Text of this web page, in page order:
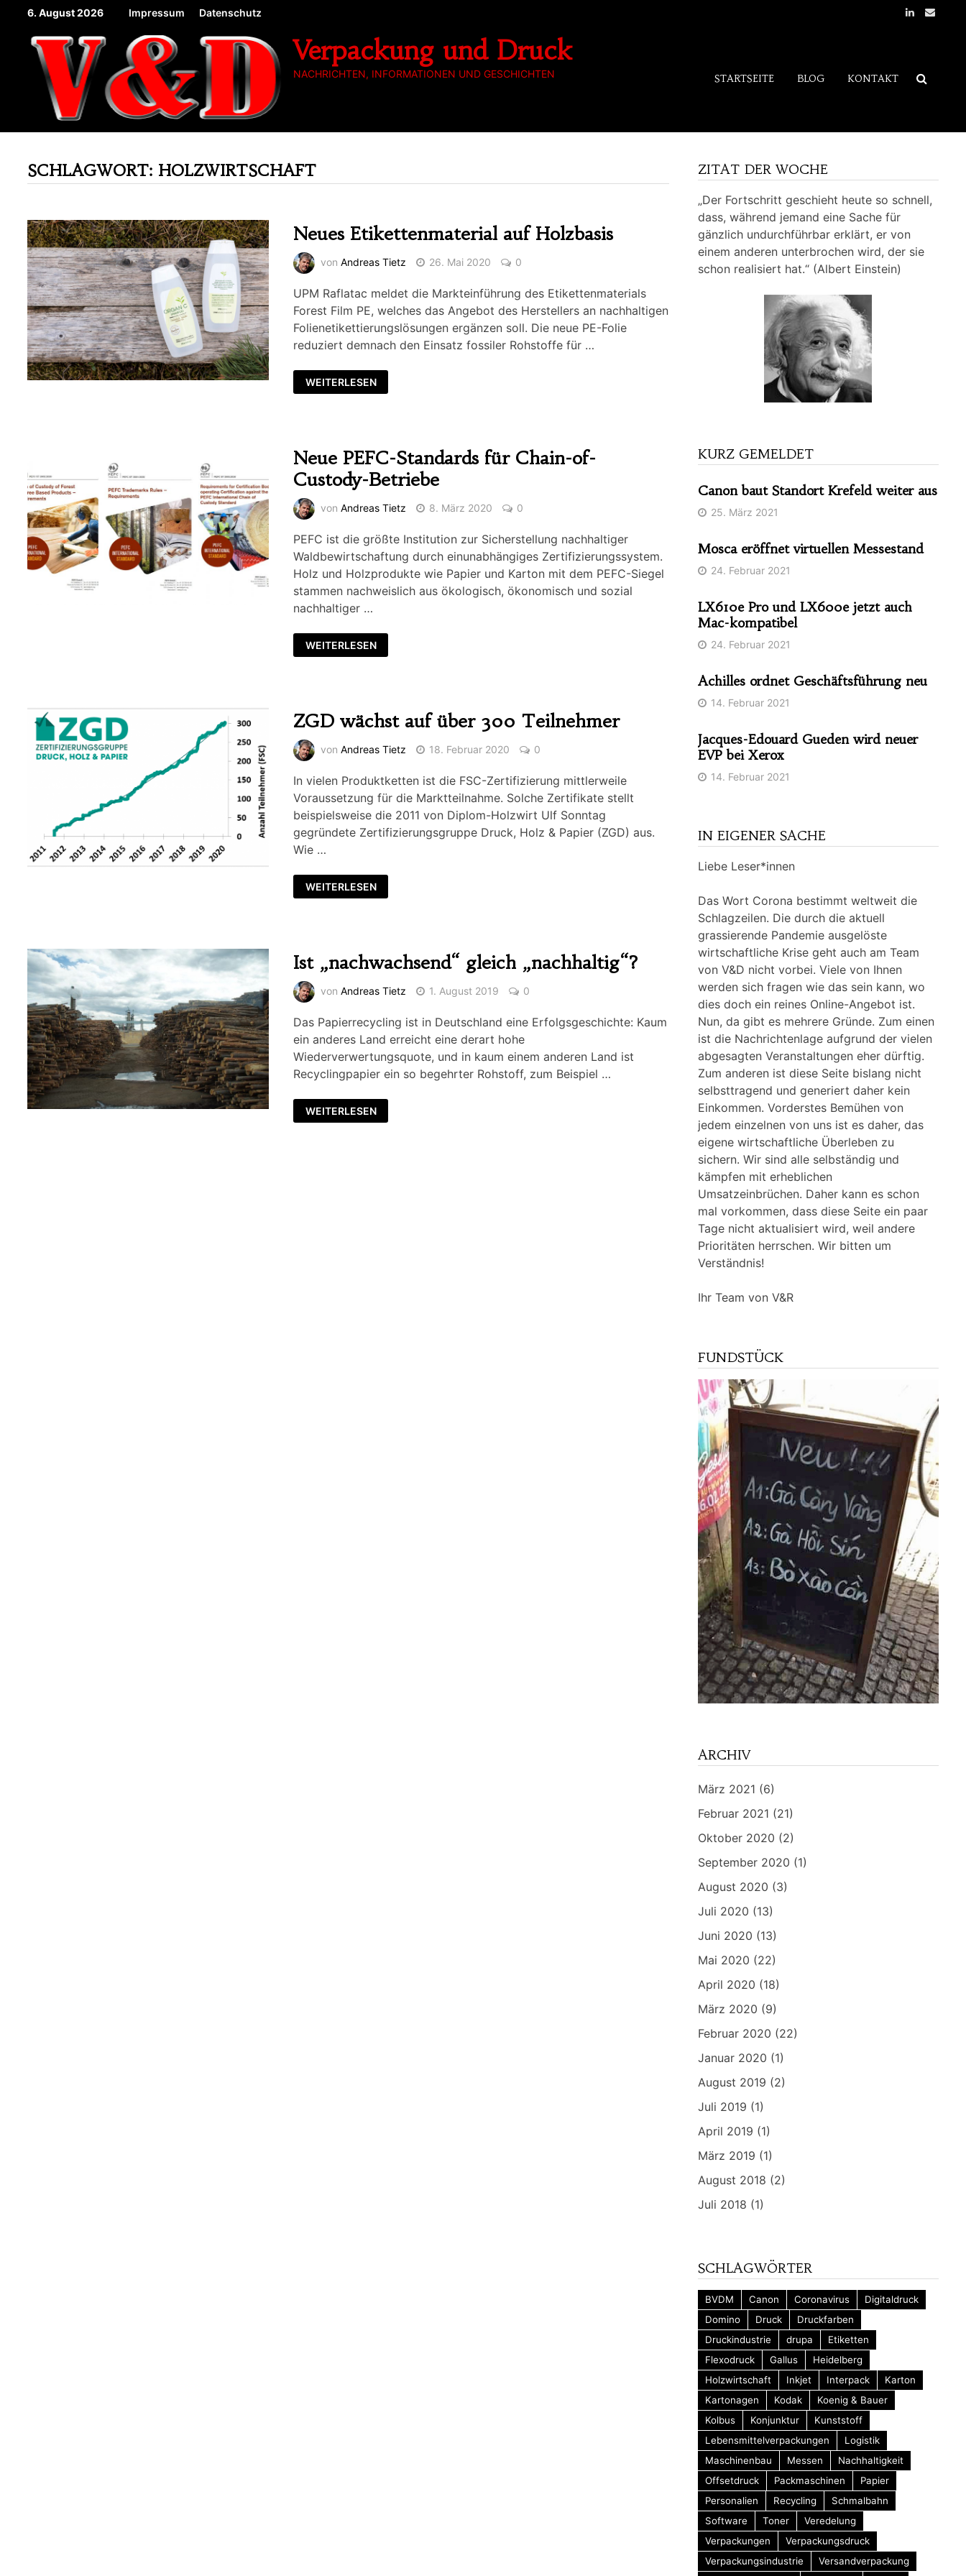
springen
6. August 2026 Impressum Datenschutz
Verpackung und Druck
NACHRICHTEN, INFORMATIONEN UND GESCHICHTEN STARTSEITE BLOG KONTAKT
SCHLAGWORT: HOLZWIRTSCHAFT
Neues Etikettenmaterial auf Holzbasis
von Andreas Tietz 26. Mai 2020 0
UPM Raflatac meldet die Markteinführung des Etikettenmaterials
Forest Film PE, welches das Angebot des Herstellers an nachhaltigen
Folienetikettierungslösungen ergänzen soll. Die neue PE-Folie
reduziert demnach den Einsatz fossiler Rohstoffe für …
WEITERLESEN
Neue PEFC-Standards für Chain-of-
Custody-Betriebe
von Andreas Tietz 8. März 2020 0
PEFC ist die größte Institution zur Sicherstellung nachhaltiger
Waldbewirtschaftung durch einunabhängiges Zertifizierungssystem.
Holz und Holzprodukte wie Papier und Karton mit dem PEFC-Siegel
stammen nachweislich aus ökologisch, ökonomisch und sozial
nachhaltiger …
WEITERLESEN
ZGD wächst auf über 300 Teilnehmer
von Andreas Tietz 18. Februar 2020 0
In vielen Produktketten ist die FSC-Zertifizierung mittlerweile
Voraussetzung für die Marktteilnahme. Solche Zertifikate stellt
beispielsweise die 2011 von Diplom-Holzwirt Ulf Sonntag
gegründete Zertifizierungsgruppe Druck, Holz & Papier (ZGD) aus.
Wie …
WEITERLESEN
Ist „nachwachsend“ gleich „nachhaltig“?
von Andreas Tietz 1. August 2019 0
Das Papierrecycling ist in Deutschland eine Erfolgsgeschichte: Kaum
ein anderes Land erreicht eine derart hohe
Wiederverwertungsquote, und in kaum einem anderen Land ist
Recyclingpapier ein so begehrter Rohstoff, zum Beispiel …
WEITERLESEN
ZITAT DER WOCHE
„Der Fortschritt geschieht heute so schnell,
dass, während jemand eine Sache für
gänzlich undurchführbar erklärt, er von
einem anderen unterbrochen wird, der sie
schon realisiert hat.“ (Albert Einstein)
KURZ GEMELDET
Canon baut Standort Krefeld weiter aus
25. März 2021
Mosca eröffnet virtuellen Messestand
24. Februar 2021
LX610e Pro und LX600e jetzt auch
Mac-kompatibel
24. Februar 2021
Achilles ordnet Geschäftsführung neu
14. Februar 2021
Jacques-Edouard Gueden wird neuer
EVP bei Xerox
14. Februar 2021
IN EIGENER SACHE
Liebe Leser*innen
Das Wort Corona bestimmt weltweit die
Schlagzeilen. Die durch die aktuell
grassierende Pandemie ausgelöste
wirtschaftliche Krise geht auch am Team
von V&D nicht vorbei. Viele von Ihnen
werden sich fragen wie das sein kann, wo
dies doch ein reines Online-Angebot ist.
Nun, da gibt es mehrere Gründe. Zum einen
ist die Nachrichtenlage aufgrund der vielen
abgesagten Veranstaltungen eher dürftig.
Zum anderen ist diese Seite bislang nicht
selbsttragend und generiert daher kein
Einkommen. Vorderstes Bemühen von
jedem einzelnen von uns ist es daher, das
eigene wirtschaftliche Überleben zu
sichern. Wir sind alle selbständig und
kämpfen mit erheblichen
Umsatzeinbrüchen. Daher kann es schon
mal vorkommen, dass diese Seite ein paar
Tage nicht aktualisiert wird, weil andere
Prioritäten herrschen. Wir bitten um
Verständnis!
Ihr Team von V&R
FUNDSTÜCK
ARCHIV
März 2021 (6)
Februar 2021 (21)
Oktober 2020 (2)
September 2020 (1)
August 2020 (3)
Juli 2020 (13)
Juni 2020 (13)
Mai 2020 (22)
April 2020 (18)
März 2020 (9)
Februar 2020 (22)
Januar 2020 (1)
August 2019 (2)
Juli 2019 (1)
April 2019 (1)
März 2019 (1)
August 2018 (2)
Juli 2018 (1)
SCHLAGWÖRTER
BVDM Canon Coronavirus
Digitaldruck
Domino
Druck
Druckfarben
Druckindustrie
drupa
Etiketten
Flexodruck
Gallus
Heidelberg
Holzwirtschaft
Inkjet Interpack
Karton
Kartonagen
Kodak
Koenig & Bauer
Kolbus
Konjunktur
Kunststoff
Lebensmittelverpackungen
Logistik
Maschinenbau
Messen
Nachhaltigkeit
Offsetdruck
Packmaschinen
Papier
Personalien
Recycling
Schmalbahn
Software
Toner
Veredelung
Verpackungen
Verpackungsdruck
Verpackungsindustrie
Versandverpackung